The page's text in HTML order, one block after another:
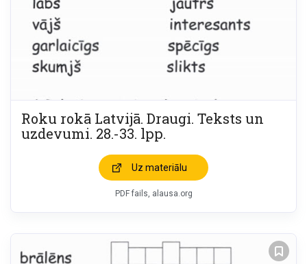
Roku rokā Latvijā. Draugi. Teksts un
uzdevumi. 28.-33. lpp.
Uz materiālu
PDF fails, alausa.org